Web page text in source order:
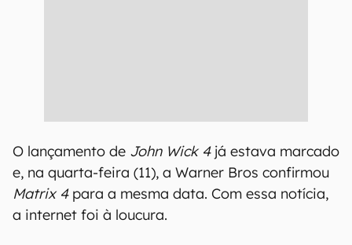
O lançamento de John Wick 4já estava marcado
e, na quarta-feira (11), a Warner Bros confirmou
Matrix 4para a mesma data. Com essa notícia,
a internet foi à loucura.